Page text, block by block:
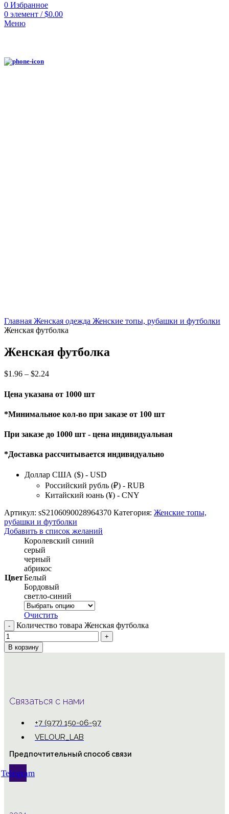
0 Избранное
0 элемент / $0.00
Меню
Главная Женская одежда Женские топы, рубашки и футболки
Женская футболка
Женская футболка
$1.96 – $2.24
Цена указана от 1000 шт
*Минимальное кол-во при заказе от 100 шт
При заказе до 1000 шт - цена индивидуальная
*Доставка рассчитывается индивидуально
Доллар США ($) - USD
Российский рубль (₽) - RUB
Китайский юань (¥) - CNY
Артикул: sS2106090028964370 Категория: Женские топы,
рубашки и футболки
Добавить в список желаний
Цвет
Королевский синий
серый
черный
абрикос
Белый
Бордовый
светло-синий
Очистить
Количество товара Женская футболка
В корзину
Связаться с нами
+7 (977) 150-06-97
VELOUR_LAB
Предпочтительный способ связи
Telegram